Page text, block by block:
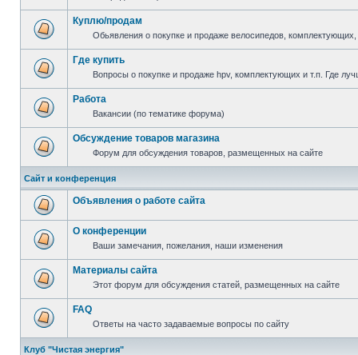
Куплю/продам
Обьявления о покупке и продаже велосипедов,
Где купить
Вопросы о покупке и продаже hpv, комплектующих и т.п. Где
Работа
Вакансии (по тематике форума)
Обсуждение товаров магазина
Форум для обсуждения товаров, размещенных на сайте
Сайт и конференция
Объявления о работе сайта
О конференции
Ваши замечания, пожелания, наши изменения
Материалы сайта
Этот форум для обсуждения статей, размещенных на сайте
FAQ
Ответы на часто задаваемые вопросы по сайту
Клуб "Чистая энергия"